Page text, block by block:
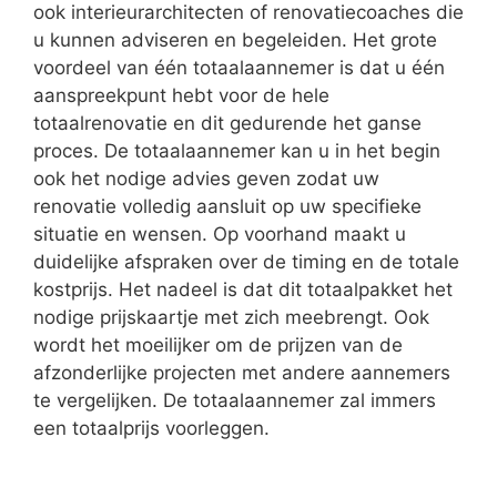
ook interieurarchitecten of renovatiecoaches die
u kunnen adviseren en begeleiden. Het grote
voordeel van één totaalaannemer is dat u één
aanspreekpunt hebt voor de hele
totaalrenovatie en dit gedurende het ganse
proces. De totaalaannemer kan u in het begin
ook het nodige advies geven zodat uw
renovatie volledig aansluit op uw specifieke
situatie en wensen. Op voorhand maakt u
duidelijke afspraken over de timing en de totale
kostprijs. Het nadeel is dat dit totaalpakket het
nodige prijskaartje met zich meebrengt. Ook
wordt het moeilijker om de prijzen van de
afzonderlijke projecten met andere aannemers
te vergelijken. De totaalaannemer zal immers
een totaalprijs voorleggen.